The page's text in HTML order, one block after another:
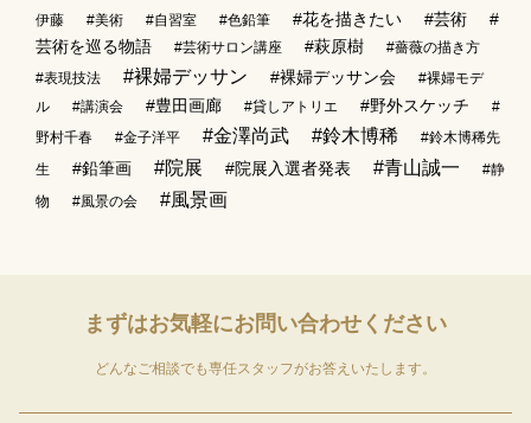
伊藤
#美術 #自習室 #色鉛筆 #花を描きたい #芸術
#
芸術を巡る物語
#芸術サロン講座 #萩原樹
#薔薇の描き方
#表現技法
#裸婦デッサン #裸婦デッサン会
#裸婦モデ
ル
#講演会 #豊田画廊 #貸しアトリエ #野外スケッチ
#
野村千春
#金子洋平 #金澤尚武 #鈴木博稀
#鈴木博稀先
生
#鉛筆画 #院展 #院展入選者発表 #青山誠一
#静
物
#風景の会 #風景画
まずはお気軽にお問い合わせください
どんなご相談でも専任スタッフがお答えいたします。